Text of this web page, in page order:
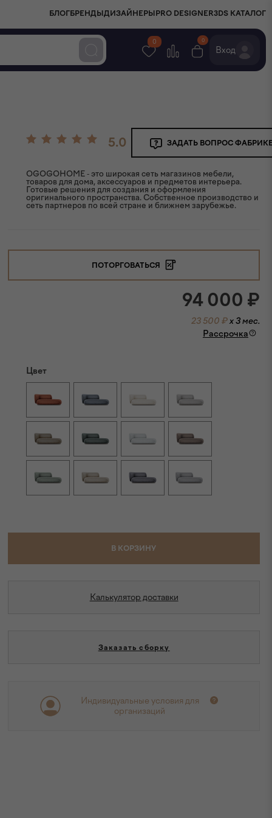
БЛОГ БРЕНДЫ ДИЗАЙНЕРЫ PRO DESIGNER3DS КАТАЛОГ
0 0
Вход
5.0 ЗАДАТЬ ВОПРОС
OGOGOHOME - это широкая сеть магазинов мебели,
товаров для дома, аксессуаров и предметов интерьера.
Готовые решения для создания и оформления
оригинального пространства. Собственное производство и
сеть партнеров по всей стране и ближнем зарубежье.
ПОТОРГОВАТЬСЯ
94 000 ₽
23 500 ₽x 3 мес.
Рассрочка
Цвет
В КОРЗИНУ
Калькулятор доставки
Заказать сборку
Индивидуальные условия для
организаций